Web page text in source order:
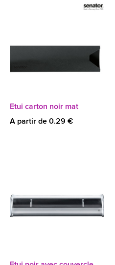
Etui carton noir mat
A partir de 0.29 €